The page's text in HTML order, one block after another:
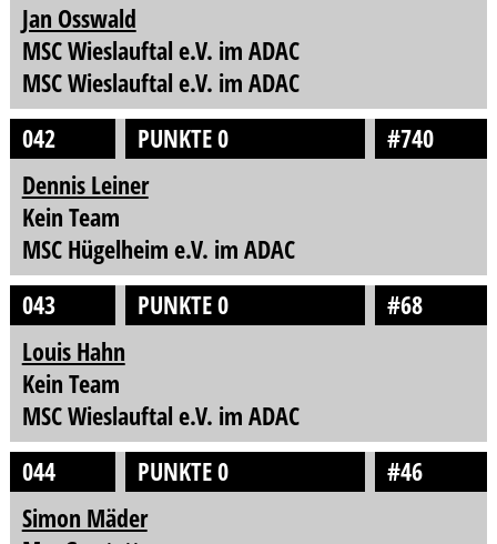
Jan Osswald
MSC Wieslauftal e.V. im ADAC
MSC Wieslauftal e.V. im ADAC
042
PUNKTE 0
#740
Dennis Leiner
Kein Team
MSC Hügelheim e.V. im ADAC
043
PUNKTE 0
#68
Louis Hahn
Kein Team
MSC Wieslauftal e.V. im ADAC
044
PUNKTE 0
#46
Simon Mäder